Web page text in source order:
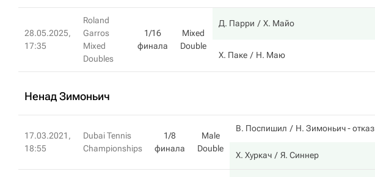
28.05.2025,
17:35
Roland
Garros
Mixed
Doubles
1/16
финала
Mixed
Double
Д. Парри Х. Майо
Х. Паке Н. Маю
Ненад Зимоньич
17.03.2021,
18:55
Dubai Tennis
Championships
1/8
финала
Male
Double
В. Поспишил Н. Зимоньич- отказ
Х. Хуркач Я. Синнер